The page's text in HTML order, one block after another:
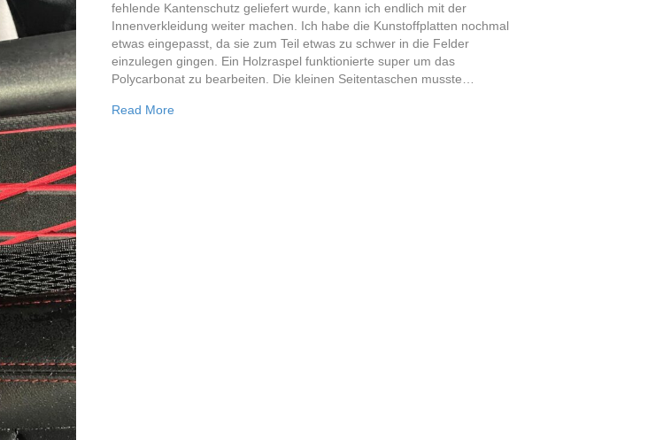
fehlende Kantenschutz geliefert wurde, kann ich endlich mit der
Innenverkleidung weiter machen. Ich habe die Kunstoffplatten nochmal
etwas eingepasst, da sie zum Teil etwas zu schwer in die Felder
einzulegen gingen. Ein Holzraspel funktionierte super um das
Polycarbonat zu bearbeiten. Die kleinen Seitentaschen musste…
Read More